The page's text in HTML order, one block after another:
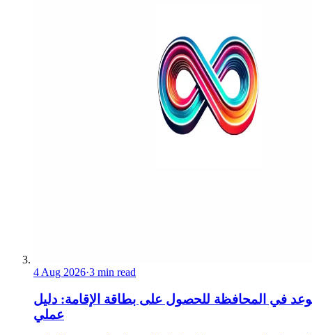
4 Aug 2026·3 min read
في المحافظة للحصول على بطاقة الإقامة: دليل
عملي